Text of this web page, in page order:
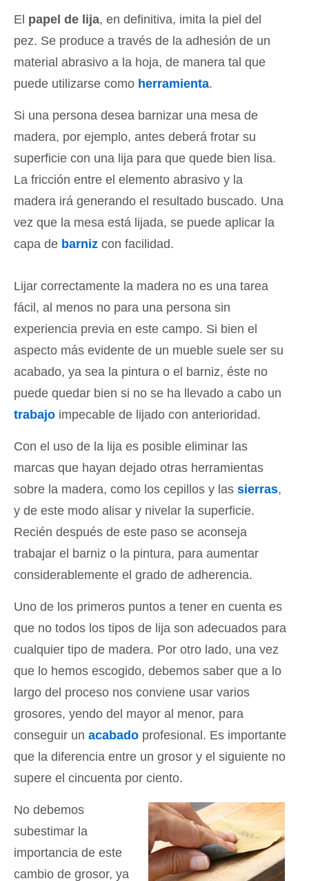
El papel de lija, en definitiva, imita la piel del
pez. Se produce a través de la adhesión de un
material abrasivo a la hoja, de manera tal que
puede utilizarse como herramienta.
Si una persona desea barnizar una mesa de
madera, por ejemplo, antes deberá frotar su
superficie con una lija para que quede bien lisa.
La fricción entre el elemento abrasivo y la
madera irá generando el resultado buscado. Una
vez que la mesa está lijada, se puede aplicar la
capa de barniz con facilidad.
Lijar correctamente la madera no es una tarea
fácil, al menos no para una persona sin
experiencia previa en este campo. Si bien el
aspecto más evidente de un mueble suele ser su
acabado, ya sea la pintura o el barniz, éste no
puede quedar bien si no se ha llevado a cabo un
trabajo impecable de lijado con anterioridad.
Con el uso de la lija es posible eliminar las
marcas que hayan dejado otras herramientas
sobre la madera, como los cepillos y las sierras,
y de este modo alisar y nivelar la superficie.
Recién después de este paso se aconseja
trabajar el barniz o la pintura, para aumentar
considerablemente el grado de adherencia.
Uno de los primeros puntos a tener en cuenta es
que no todos los tipos de lija son adecuados para
cualquier tipo de madera. Por otro lado, una vez
que lo hemos escogido, debemos saber que a lo
largo del proceso nos conviene usar varios
grosores, yendo del mayor al menor, para
conseguir un acabado profesional. Es importante
que la diferencia entre un grosor y el siguiente no
supere el cincuenta por ciento.
No debemos
subestimar la
importancia de este
cambio de grosor, ya